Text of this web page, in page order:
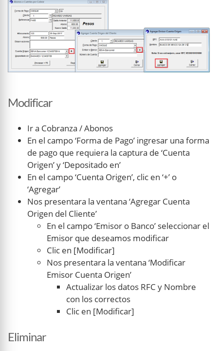
Modificar
Ir a Cobranza / Abonos
En el campo ‘Forma de Pago’ ingresar una forma
de pago que requiera la captura de ‘Cuenta
Origen’ y ‘Depositado en’
En el campo ‘Cuenta Origen’, clic en ‘+’ o
‘Agregar’
Nos presentara la ventana ‘Agregar Cuenta
Origen del Cliente’
En el campo ‘Emisor o Banco’ seleccionar el
Emisor que deseamos modificar
Clic en [Modificar]
Nos presentara la ventana ‘Modificar
Emisor Cuenta Origen’
Actualizar los datos RFC y Nombre
con los correctos
Clic en [Modificar]
Eliminar